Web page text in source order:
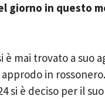
giorno in questo
è mai trovato a suo
in
si è deciso per il